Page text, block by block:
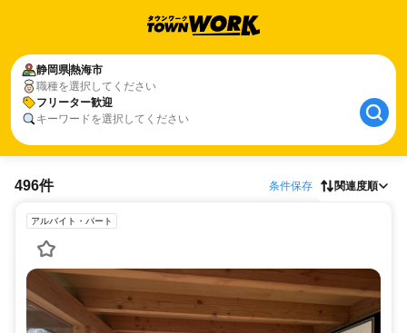
静岡県熱海市
職種を選択してください
フリーター歓迎
キーワードを選択してください
496件 条件保存 関連度順
アルバイト・パート